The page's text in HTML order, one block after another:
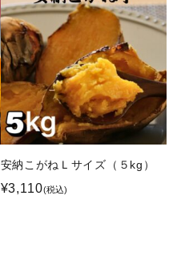
安納こがねＬサイズ（５kg）
¥3,110(税込)